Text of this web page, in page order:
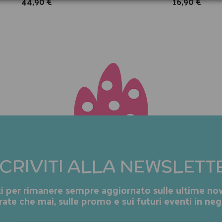
ALLA
per rimanere sempre aggiornato sulle ultime
che mai, sulle promo e sui futuri eventi in